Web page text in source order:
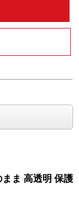
ま 高透明 保護